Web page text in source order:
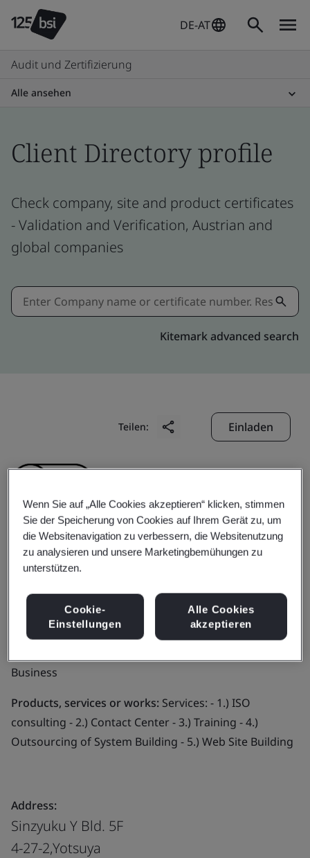
DE-AT
Audit und Zertifizierung
Alle ansehen
Client Directory profile
Check company, site and product certificates
- Validation and Verification, Austrian and
global companies
Kitemark advanced search
Teilen: Einladen
Value Up Japan Co., Ltd.
Business scope:The Consulting (incld. providing
educational services) , Systems Construction,
Maintenance and Operation of Servers and Networks -
Business
Products, services or works: Services: - 1.) ISO
consulting - 2.) Contact Center - 3.) Training - 4.)
Outsourcing of System Building - 5.) Web Site Building
Address:
Sinzyuku Y Bld. 5F
4-27-2,Yotsuya
Wenn Sie auf „Alle Cookies akzeptieren“ klicken, stimmen
Sie der Speicherung von Cookies auf Ihrem Gerät zu, um
die Websitenavigation zu verbessern, die Websitenutzung
zu analysieren und unsere Marketingbemühungen zu
unterstützen.
Cookie-
Einstellungen
Alle Cookies
akzeptieren